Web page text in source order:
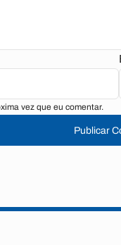
vez que eu comentar.
Publicar